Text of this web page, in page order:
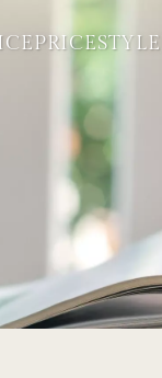
PRICESTYLE